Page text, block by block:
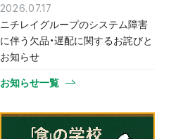
2026.07.17
ニチレイグループのシステム障害
に伴う欠品・遅配に関するお詫びと
お知らせ
お知らせ一覧